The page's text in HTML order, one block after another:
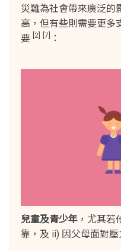
災難為社會帶來廣泛的
高，但有些則需要更多
要 [2] [7] ：
兒童及青少年 ，尤其若
靠，及 ii) 因父母面對